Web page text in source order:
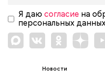
Я даю согласие на
персональных
Новости